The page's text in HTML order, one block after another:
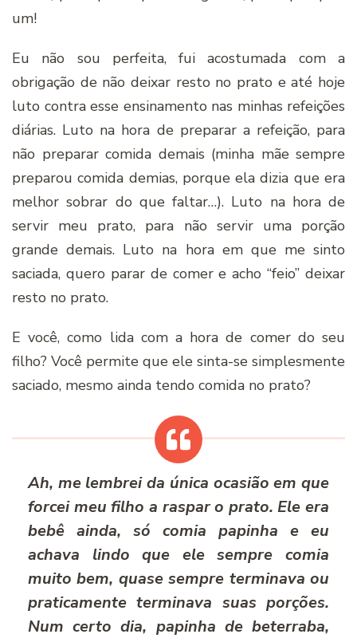
um!
Eu não sou perfeita, fui acostumada com a
obrigação de não deixar resto no prato e até hoje
luto contra esse ensinamento nas minhas refeições
diárias. Luto na hora de preparar a refeição, para
não preparar comida demais (minha mãe sempre
preparou comida demias, porque ela dizia que era
melhor sobrar do que faltar…). Luto na hora de
servir meu prato, para não servir uma porção
grande demais. Luto na hora em que me sinto
saciada, quero parar de comer e acho “feio” deixar
resto no prato.
E você, como lida com a hora de comer do seu
filho? Você permite que ele sinta-se simplesmente
saciado, mesmo ainda tendo comida no prato?
Ah, me lembrei da única ocasião em que
forcei meu filho a raspar o prato. Ele era
bebê ainda, só comia papinha e eu
achava lindo que ele sempre comia
muito bem, quase sempre terminava ou
praticamente terminava suas porções.
Num certo dia, papinha de beterraba,